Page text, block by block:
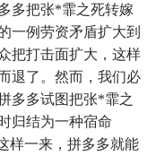
多把张*霏之死转嫁
一例劳资矛盾扩大到
把打击面扩大，这样
退了。然而，我们必
多多试图把张*霏之
归结为一种宿命
样一来，拼多多就能